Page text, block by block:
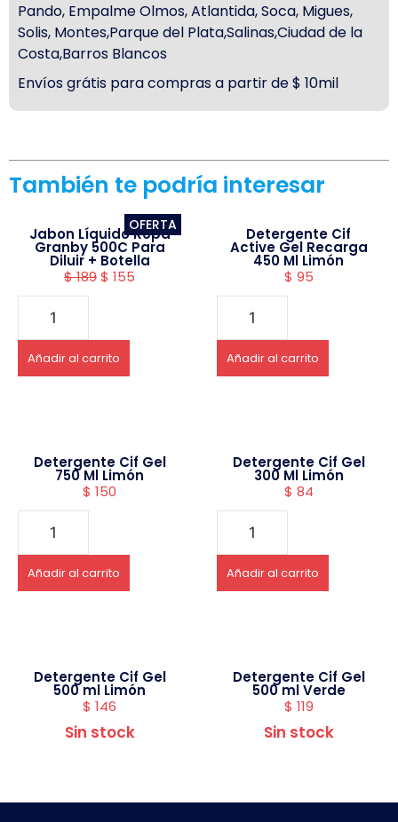
Pando, Empalme Olmos, Atlantida, Soca, Migues,
Solis, Montes,Parque del Plata,Salinas,Ciudad de la
Costa,Barros Blancos
Envíos grátis para compras a partir de $ 10mil
También te podría interesar
OFERTA
Jabon Líquido Ropa
Granby 500C Para
Diluir + Botella
$189$ 155
Añadir al carrito
Detergente Cif
Active Gel Recarga
450 Ml Limón
$ 95
Añadir al carrito
Detergente Cif Gel
750 Ml Limón
$ 150
Añadir al carrito
Detergente Cif Gel
300 Ml Limón
$ 84
Añadir al carrito
Detergente Cif Gel
500 ml Limón
$ 146
Sin stock
Detergente Cif Gel
500 ml Verde
$ 119
Sin stock